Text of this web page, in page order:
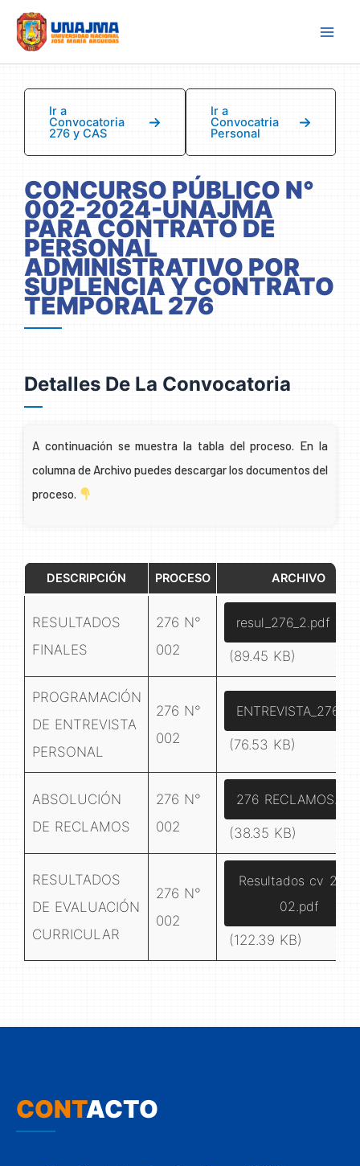
content
Ir a
Convocatoria
276 y CAS
Ir a
Convocatria
Personal
CONCURSO PÚBLICO N°
002-2024-UNAJMA
PARA CONTRATO DE
PERSONAL
ADMINISTRATIVO POR
SUPLENCIA Y CONTRATO
TEMPORAL 276
Detalles De La Convocatoria
A continuación se muestra la tabla del proceso. En la
columna de Archivo puedes descargar los documentos del
proceso.
DESCRIPCIÓN PROCESO ARCHIVO
RESULTADOS
FINALES
276 N°
002
resul_276_2.pdf
(89.45 KB)
PROGRAMACIÓN
DE ENTREVISTA
PERSONAL
276 N°
002
(76.53 KB)
ABSOLUCIÓN
DE RECLAMOS
276 N°
002
276 RECLAMOS.pdf
(38.35 KB)
RESULTADOS
DE EVALUACIÓN
CURRICULAR
276 N°
002
Resultados cv 276-
02.pdf
(122.39 KB)
CONTACTO